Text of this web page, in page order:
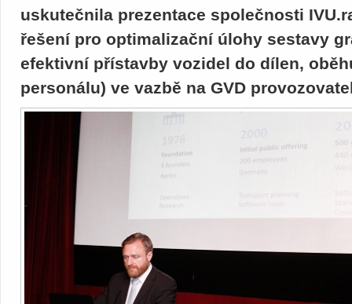
uskutečnila prezentace společnosti
řešení pro optimalizační úlohy sestavy
efektivní přístavby vozidel do dílen,
personálu) ve vazbě na GVD